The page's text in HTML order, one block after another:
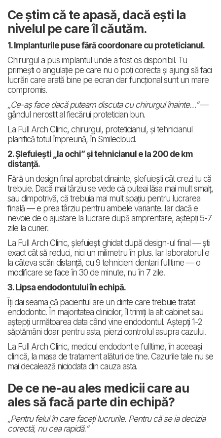
Ce știm că te apasă, dacă ești la
nivelul pe care îl căutăm.
1. Implanturile puse fără coordonare cu proteticianul.
Chirurgul a pus implantul unde a fost os disponibil. Tu
primești o angulație pe care nu o poți corecta și ajungi să faci
lucrări care arată bine pe ecran dar funcțional sunt un mare
compromis.
„Ce-aș face dacă puteam discuta cu chirurgul înainte…”—
gândul nerostit al fiecărui protetician bun.
La Full Arch Clinic, chirurgul, proteticianul, și tehnicianul
planifică totul împreună, în Smilecloud.
2. Șlefuiești „la ochi” și tehnicianul e la 200 de km
distanță.
Fără un design final aprobat dinainte, șlefuiești cât crezi tu că
trebuie. Dacă mai târziu se vede că puteai lăsa mai mult smalț,
sau dimpotrivă, că trebuia mai mult spațiu pentru lucrarea
finală — e prea târziu pentru ambele variante. Iar dacă e
nevoie de o ajustare la lucrare după amprentare, aștepți 5-7
zile la curier.
La Full Arch Clinic, șlefuiești ghidat după design-ul final — știi
exact cât să reduci, nici un milimetru în plus. Iar laboratorul e
la câteva scări distanță, cu 9 tehnicieni dentari fulltime — o
modificare se face în 30 de minute, nu în 7 zile.
3. Lipsa endodontului în echipă.
Îți dai seama că pacientul are un dinte care trebuie tratat
endodontic. În majoritatea clinicilor, îl trimiți la alt cabinet sau
aștepți următoarea data când vine endodontul. Aștepți 1-2
săptămâni doar pentru asta, pierzi controlul asupra cazului.
La Full Arch Clinic, medicul endodont e fulltime, în aceeași
clinică, la masa de tratament alături de tine. Cazurile tale nu se
mai decalează niciodata din cauza asta.
De ce ne-au ales medicii care au
ales să facă parte din echipă?
„Pentru felul în care faceți lucrurile. Pentru că se ia decizia
corectă, nu cea rapidă.”